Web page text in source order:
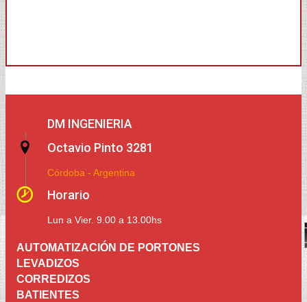
DM INGENIERIA
Octavio Pinto 3281
Córdoba - Argentina
Horario
Lun a Vier. 9.00 a 13.00hs
AUTOMATIZACIÓN DE PORTONES
LEVADIZOS
CORREDIZOS
BATIENTES